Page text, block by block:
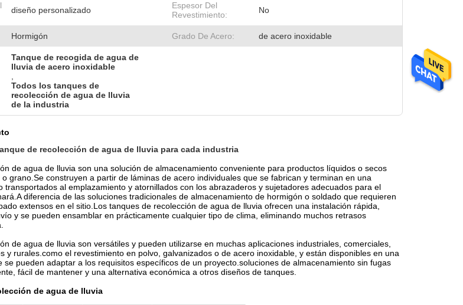
diseño personalizado
Espesor Del
Revestimiento:
No
Hormigón Grado De Acero: de acero inoxidable
Tanque de recogida de agua de
lluvia de acero inoxidable
Todos los tanques de
recolección de agua de lluvia
de la industria
de recolección de agua de lluvia para cada industria
de agua de lluvia son una solución de almacenamiento conveniente para productos líquidos o secos
grano.Se construyen a partir de láminas de acero individuales que se fabrican y terminan en una
transportados al emplazamiento y atornillados con los abrazaderos y sujetadores adecuados para el
diferencia de las soluciones tradicionales de almacenamiento de hormigón o soldado que requieren
extensos en el sitio.Los tanques de recolección de agua de lluvia ofrecen una instalación rápida,
y se pueden ensamblar en prácticamente cualquier tipo de clima, eliminando muchos retrasos
de agua de lluvia son versátiles y pueden utilizarse en muchas aplicaciones industriales, comerciales,
y rurales.como el revestimiento en polvo, galvanizados o de acero inoxidable, y están disponibles en una
se pueden adaptar a los requisitos específicos de un proyecto.soluciones de almacenamiento sin fugas
fácil de mantener y una alternativa económica a otros diseños de tanques.
de agua de lluvia